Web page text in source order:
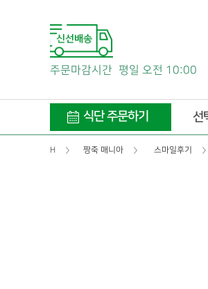
주문마감시간 평일 오전 10:00
식단 주문하기 선
H 짱죽 매니아 스마일후기